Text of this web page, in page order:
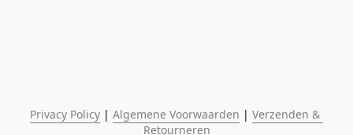
Privacy Policy | Algemene Voorwaarden | Verzenden &
Retourneren